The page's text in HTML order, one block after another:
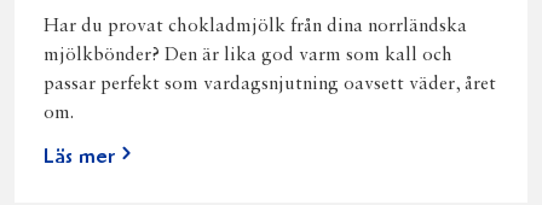
Har du provat chokladmjölk från dina norrländska
mjölkbönder? Den är lika god varm som kall och
passar perfekt som vardagsnjutning oavsett väder, året
om.
Läs mer